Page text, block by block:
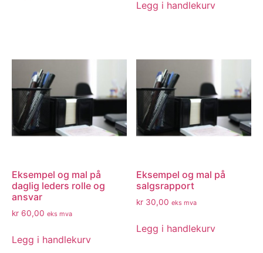
Legg i handlekurv
Eksempel og mal på
daglig leders rolle og
ansvar
kr 60,00 eks mva
Legg i handlekurv
Eksempel og mal på
salgsrapport
kr 30,00 eks mva
Legg i handlekurv